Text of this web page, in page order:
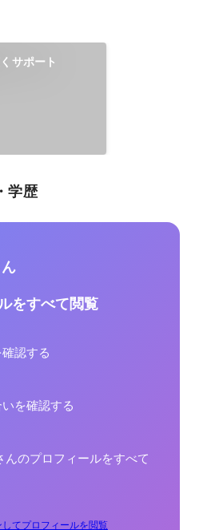
サポート
学歴
をすべて閲覧
認する
を確認する
んのプロフィールをすべて
してプロフィールを閲覧